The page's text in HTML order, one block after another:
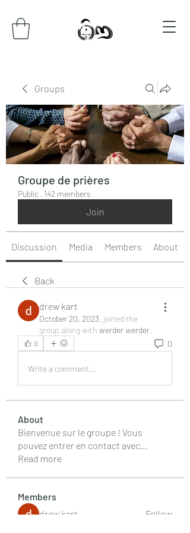
Groups
Groupe de prières
Public · 142 members
Join
Discussion Media Members About
Back
drew kart
October 20, 2023 · joined the
group along with werder werder
0 0
Write a comment...
About
Bienvenue sur le groupe ! Vous
pouvez entrer en contact avec...
Read more
Members
drew kart
Follow